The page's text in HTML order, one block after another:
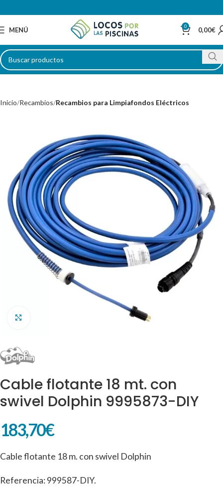
MENÚ 0 0,00€
Inicio Recambios Recambios para Limpiafondos Eléctricos
Cable flotante 18 mt. con
swivel Dolphin 9995873-DIY
183,70€
Cable flotante 18 m. con swivel Dolphin
Referencia: 999587-DIY.